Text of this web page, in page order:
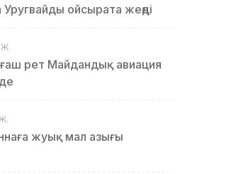
ойсырата жеңді
рет Майдандық авиация
жуық мал азығы